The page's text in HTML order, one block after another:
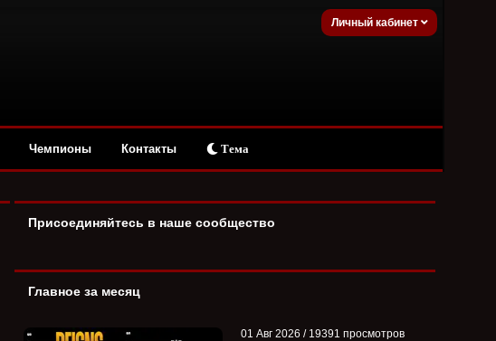
Личный кабинет
Чемпионы Контакты Тема
Присоединяйтесь в наше сообщество
Главное за месяц
01 Авг 2026 / 19391 просмотров